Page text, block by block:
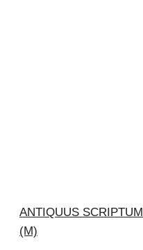
ANTIQUUS
(M)